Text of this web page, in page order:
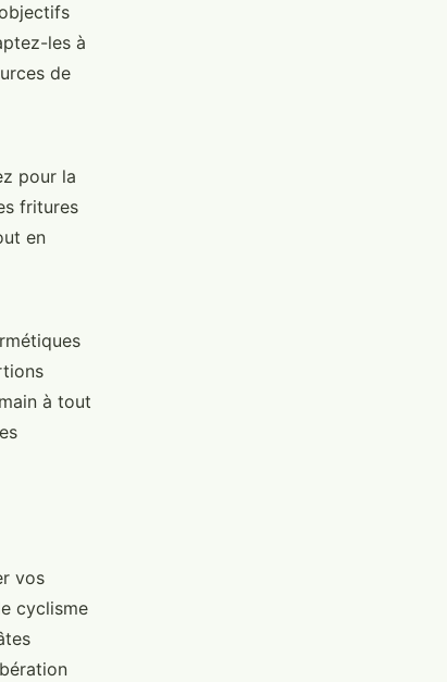
les à
de
pour la
fritures
en
à tout
vos
cyclisme